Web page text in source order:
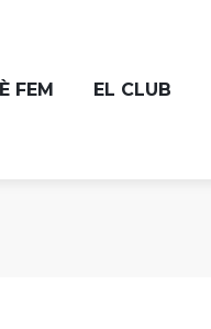
FEM EL CLUB